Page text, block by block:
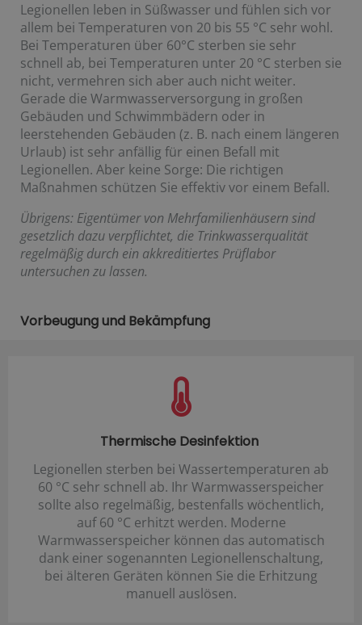
Legionellen leben in Süßwasser und fühlen sich vor
allem bei Temperaturen von 20 bis 55 °C sehr wohl.
Bei Temperaturen über 60°C sterben sie sehr
schnell ab, bei Temperaturen unter 20 °C sterben sie
nicht, vermehren sich aber auch nicht weiter.
Gerade die Warmwasserversorgung in großen
Gebäuden und Schwimmbädern oder in
leerstehenden Gebäuden (z. B. nach einem längeren
Urlaub) ist sehr anfällig für einen Befall mit
Legionellen. Aber keine Sorge: Die richtigen
Maßnahmen schützen Sie effektiv vor einem Befall.
Übrigens: Eigentümer von Mehrfamilienhäusern sind
gesetzlich dazu verpflichtet, die Trinkwasserqualität
regelmäßig durch ein akkreditiertes Prüflabor
untersuchen zu lassen.
Vorbeugung und Bekämpfung
Thermische Desinfektion
Legionellen sterben bei Wassertemperaturen ab
60 °C sehr schnell ab. Ihr Warmwasserspeicher
sollte also regelmäßig, bestenfalls wöchentlich,
auf 60 °C erhitzt werden. Moderne
Warmwasserspeicher können das automatisch
dank einer sogenannten Legionellenschaltung,
bei älteren Geräten können Sie die Erhitzung
manuell auslösen.